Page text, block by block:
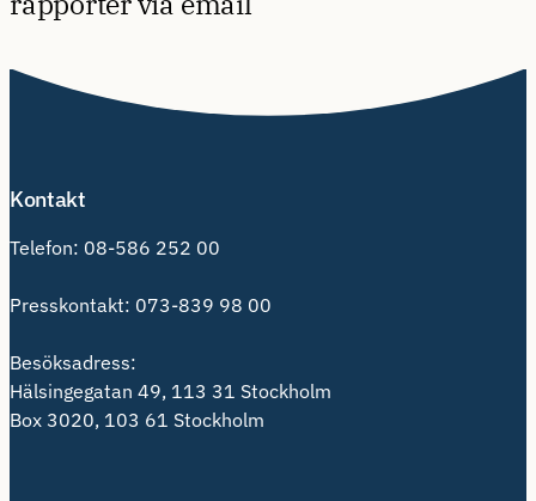
Kontakt
Telefon: 08-586 252 00
Presskontakt: 073-839 98 00
Besöksadress:
Hälsingegatan 49, 113 31 Stockholm
Box 3020, 103 61 Stockholm